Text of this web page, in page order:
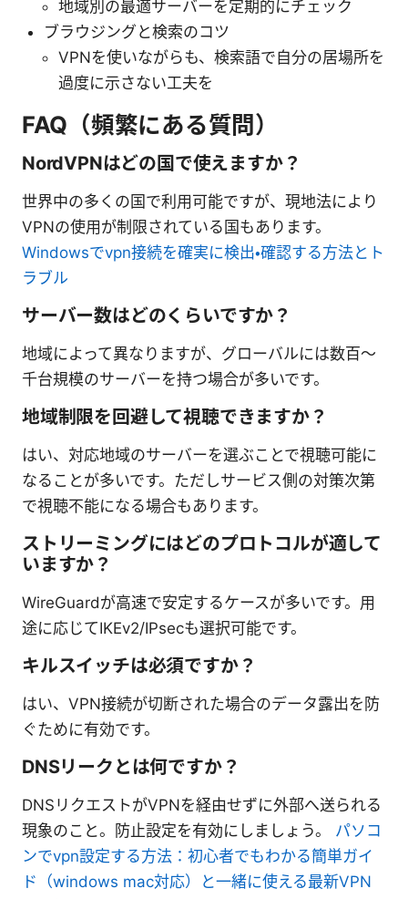
地域別の最適サーバーを定期的にチェック
ブラウジングと検索のコツ
VPNを使いながらも、検索語で自分の居場所を
過度に示さない工夫を
FAQ（頻繁にある質問）
NordVPNはどの国で使えますか？
世界中の多くの国で利用可能ですが、現地法により
VPNの使用が制限されている国もあります。
Windowsでvpn接続を確実に検出・確認する方法とト
ラブル
サーバー数はどのくらいですか？
地域によって異なりますが、グローバルには数百〜
千台規模のサーバーを持つ場合が多いです。
地域制限を回避して視聴できますか？
はい、対応地域のサーバーを選ぶことで視聴可能に
なることが多いです。ただしサービス側の対策次第
で視聴不能になる場合もあります。
ストリーミングにはどのプロトコルが適して
いますか？
WireGuardが高速で安定するケースが多いです。用
途に応じてIKEv2/IPsecも選択可能です。
キルスイッチは必須ですか？
はい、VPN接続が切断された場合のデータ露出を防
ぐために有効です。
DNSリークとは何ですか？
DNSリクエストがVPNを経由せずに外部へ送られる
現象のこと。防止設定を有効にしましょう。 パソコ
ンでvpn設定する方法：初心者でもわかる簡単ガイ
ド（windows mac対応）と一緒に使える最新VPN